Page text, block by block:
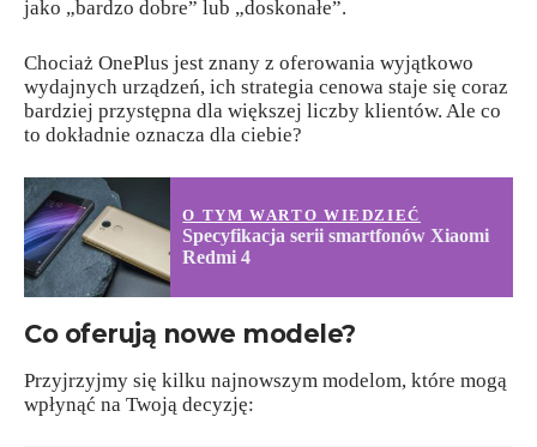
jako „bardzo dobre” lub „doskonałe”.
Chociaż OnePlus jest znany z oferowania wyjątkowo
wydajnych urządzeń, ich strategia cenowa staje się coraz
bardziej przystępna dla większej liczby klientów. Ale co
to dokładnie oznacza dla ciebie?
O TYM WARTO WIEDZIEĆ
Specyfikacja serii smartfonów Xiaomi
Redmi 4
Co oferują nowe modele?
Przyjrzyjmy się kilku najnowszym modelom, które mogą
wpłynąć na Twoją decyzję: